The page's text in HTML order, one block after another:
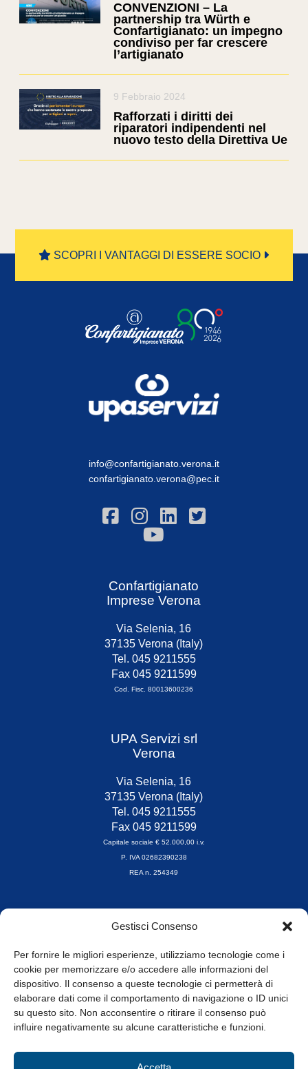
Gestisci Consenso
Per fornire le migliori esperienze, utilizziamo tecnologie come i
cookie per memorizzare e/o accedere alle informazioni del
dispositivo. Il consenso a queste tecnologie ci permetterà di
elaborare dati come il comportamento di navigazione o ID unici
su questo sito. Non acconsentire o ritirare il consenso può
influire negativamente su alcune caratteristiche e funzioni.
CONVENZIONI – La
partnership tra Würth e
Confartigianato: un impegno
condiviso per far crescere
l’artigianato
9 Febbraio 2024
Rafforzati i diritti dei
riparatori indipendenti nel
nuovo testo della Direttiva Ue
SCOPRI I VANTAGGI DI ESSERE SOCIO
info@confartigianato.verona.it
confartigianato.verona@pec.it
Confartigianato
Imprese Verona
Via Selenia, 16
37135 Verona (Italy)
Tel. 045 9211555
Fax 045 9211599
Cod. Fisc. 80013600236
UPA Servizi srl
Verona
Via Selenia, 16
37135 Verona (Italy)
Tel. 045 9211555
Fax 045 9211599
Capitale sociale € 52.000,00 i.v.
P. IVA 02682390238
REA n. 254349
Orari di apertura
8.30-13.00 / 14.00-17.30
Whistleblowing
© Tutti i diritti riservati
Privacy Policy e Cookie|Informativa Cookie